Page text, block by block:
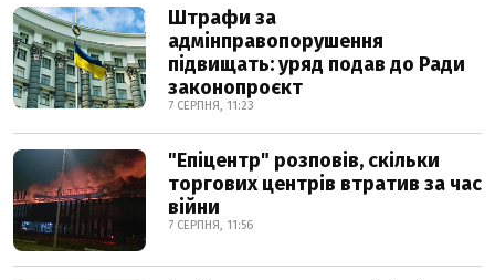
Штрафи за
адмінправопорушення
підвищать: уряд подав до Ради
законопроєкт
7 СЕРПНЯ, 11:23
"Епіцентр" розповів, скільки
торгових центрів втратив за час
війни
7 СЕРПНЯ, 11:56